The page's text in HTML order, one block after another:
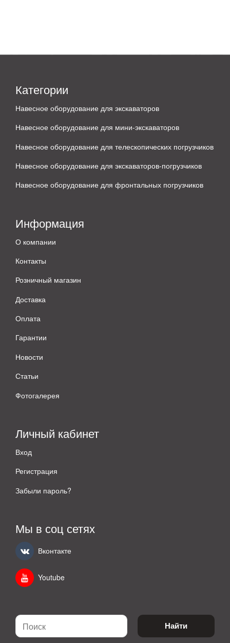
Категории
Навесное оборудование для экскаваторов
Навесное оборудование для мини-экскаваторов
Навесное оборудование для телескопических погрузчиков
Навесное оборудование для экскаваторов-погрузчиков
Навесное оборудование для фронтальных погрузчиков
Информация
О компании
Контакты
Розничный магазин
Доставка
Оплата
Гарантии
Новости
Статьи
Фотогалерея
Личный кабинет
Вход
Регистрация
Забыли пароль?
Мы в соц сетях
Вконтакте
Youtube
Найти